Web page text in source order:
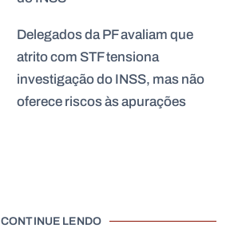
Delegados da PF avaliam que
atrito com STF tensiona
investigação do INSS, mas não
oferece riscos às apurações
CONTINUE LENDO